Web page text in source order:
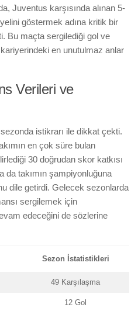
Juventus karşısında alınan 5-
göstermek adına kritik bir
Bu maçta sergilediği gol ve
en unutulmaz anlar
Verileri ve
sezonda istikrarı ile dikkat çekti.
en çok süre bulan
30 doğrudan skor katkısı
da takımın şampiyonluğuna
dile getirdi. Gelecek sezonlarda
sergilemek için
edeceğini de sözlerine
Sezon İstatistikleri
49 Karşılaşma
12 Gol